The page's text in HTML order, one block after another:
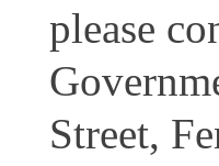
please
Street,